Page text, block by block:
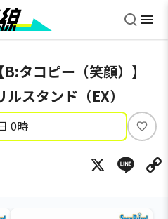
タコピー（笑顔）】
スタンド（EX）
0時
い
ね
X